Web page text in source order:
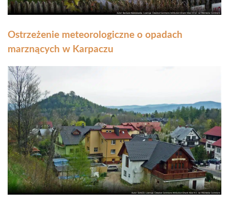
Ostrzeżenie meteorologiczne o opadach
marznących w Karpaczu